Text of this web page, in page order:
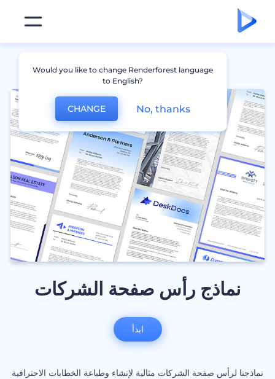
نماذج رأس صفحة الشركات
نماذجنا لرأس صفحة الشركات مثالية لإنشاء وطباعة الخطابات الاحترافية
ابدأ
Would you like to change Renderforest language
to English?
CHANGE No, thanks